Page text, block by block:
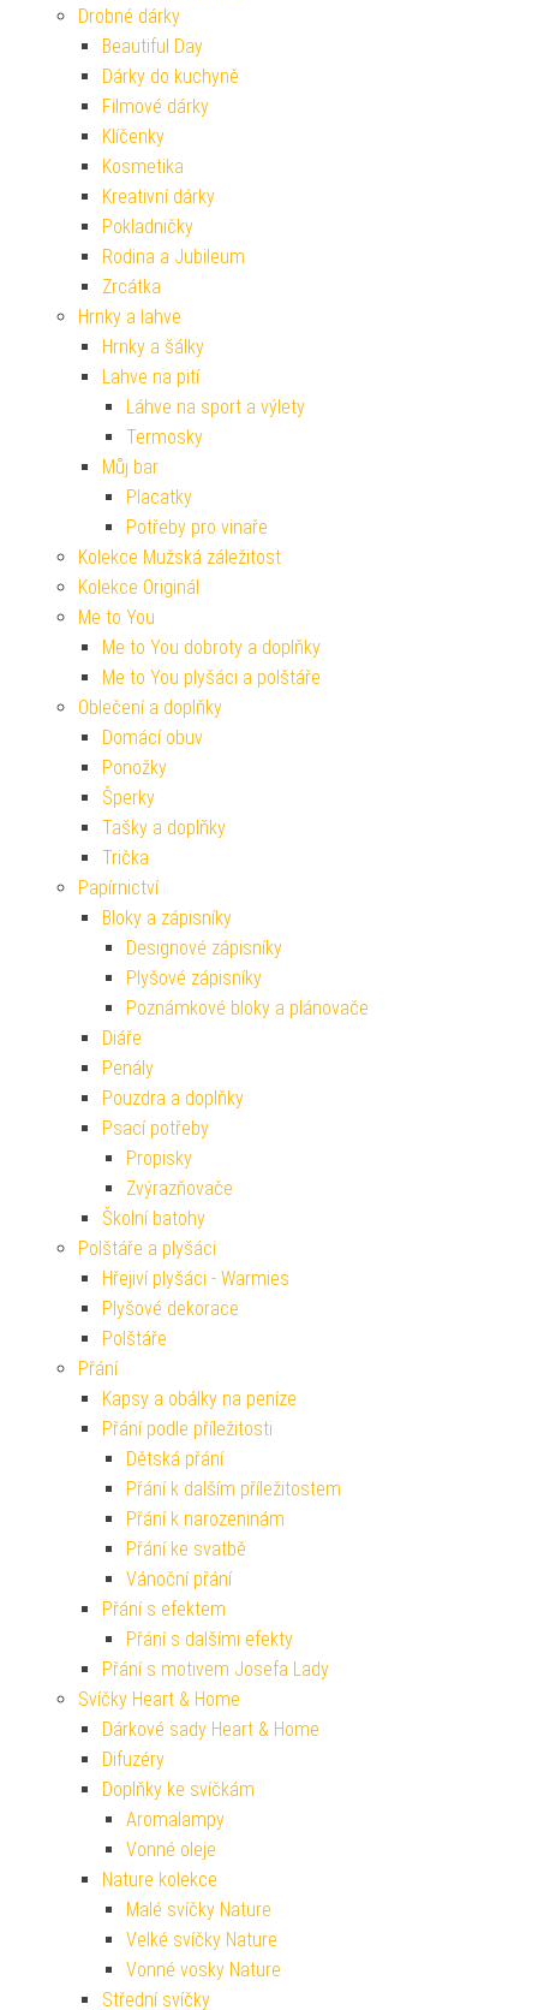
Drobné dárky
Beautiful Day
Dárky do kuchyně
Filmové dárky
Klíčenky
Kosmetika
Kreativní dárky
Pokladničky
Rodina a Jubileum
Zrcátka
Hrnky a lahve
Hrnky a šálky
Lahve na pití
Láhve na sport a výlety
Termosky
Můj bar
Placatky
Potřeby pro vinaře
Kolekce Mužská záležitost
Kolekce Originál
Me to You
Me to You dobroty a doplňky
Me to You plyšáci a polštáře
Oblečení a doplňky
Domácí obuv
Ponožky
Šperky
Tašky a doplňky
Trička
Papírnictví
Bloky a zápisníky
Designové zápisníky
Plyšové zápisníky
Poznámkové bloky a plánovače
Diáře
Penály
Pouzdra a doplňky
Psací potřeby
Propisky
Zvýrazňovače
Školní batohy
Polštáře a plyšáci
Hřejiví plyšáci - Warmies
Plyšové dekorace
Polštáře
Přání
Kapsy a obálky na peníze
Přání podle příležitosti
Dětská přání
Přání k dalším příležitostem
Přání k narozeninám
Přání ke svatbě
Vánoční přání
Přání s efektem
Přání s dalšími efekty
Přání s motivem Josefa Lady
Svíčky Heart & Home
Dárkové sady Heart & Home
Difuzéry
Doplňky ke svíčkám
Aromalampy
Vonné oleje
Nature kolekce
Malé svíčky Nature
Velké svíčky Nature
Vonné vosky Nature
Střední svíčky